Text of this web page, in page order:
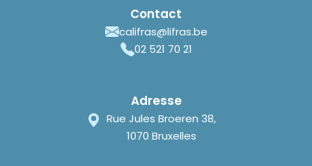
Contact
califras@lifras.be
02 521 70 21
Adresse
Rue Jules Broeren 38,
1070 Bruxelles